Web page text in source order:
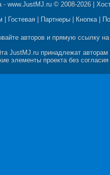
- www.JustMJ.ru © 2008-2026 |
Гостевая Партнеры Кнопка|
авторов и прямую ссылку на
JustMJ.ru принадлежат авторам
элементы проекта без согласия